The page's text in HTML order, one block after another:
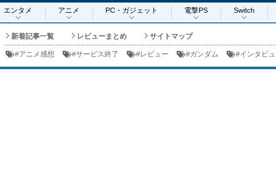
エンタメ アニメ PC・ガジェット 電撃PS Switch
新着記事一覧 レビューまとめ サイトマップ
#アニメ感想 #サービス終了 #レビュー #ガンダム #インタビ